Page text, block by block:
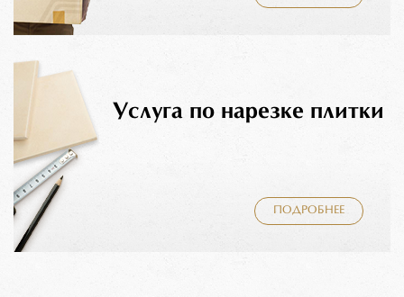
Услуга по нарезке плитки
ПОДРОБНЕЕ